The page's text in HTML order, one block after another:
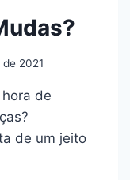
2021
de
de um jeito